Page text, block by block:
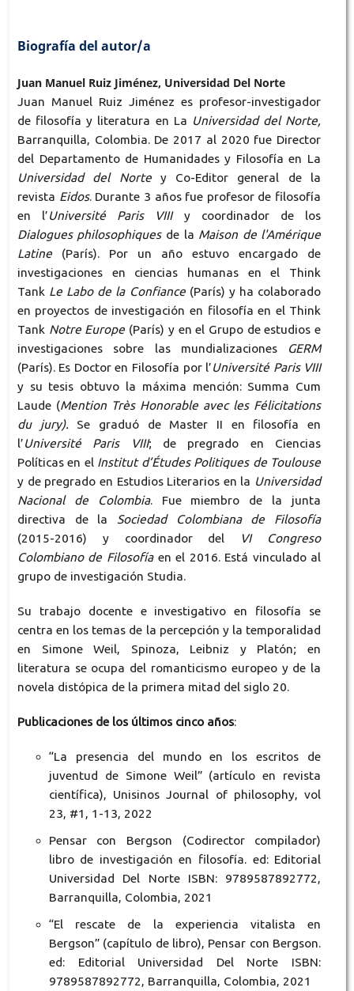
Biografía del autor/a
Juan Manuel Ruiz Jiménez, Universidad Del Norte
Juan Manuel Ruiz Jiménez es profesor-investigador
de filosofía y literatura en La Universidad del Norte,
Barranquilla, Colombia. De 2017 al 2020 fue Director
del Departamento de Humanidades y Filosofía en La
Universidad del Norte y Co-Editor general de la
revista Eidos. Durante 3 años fue profesor de filosofía
en l’Université Paris VIII y coordinador de los
Dialogues philosophiquesde la Maison de l'Amérique
Latine(París). Por un año estuvo encargado de
investigaciones en ciencias humanas en el Think
Tank Le Labo de la Confiance(París) y ha colaborado
en proyectos de investigación en filosofía en el Think
Tank Notre Europe (París) y en el Grupo de estudios e
investigaciones sobre las mundializaciones
GERM
(París). Es Doctor en Filosofía por l’Université Paris VIII
y su tesis obtuvo la máxima mención: Summa Cum
Laude (Mention Très Honorable avec les Félicitations
du jury). Se graduó de Master II en filosofía en
l’Université Paris VIII; de pregrado en Ciencias
Políticas en el Institut d’Études Politiques de Toulouse
y de pregrado en Estudios Literarios en la Universidad
Nacional de Colombia. Fue miembro de la junta
directiva de la Sociedad Colombiana de Filosofía
(2015-2016) y coordinador del
VI Congreso
Colombiano de Filosofía en el 2016. Está vinculado al
grupo de investigación Studia.
Su trabajo docente e investigativo en filosofía se
centra en los temas de la percepción y la temporalidad
en Simone Weil, Spinoza, Leibniz y Platón; en
literatura se ocupa del romanticismo europeo y de la
novela distópica de la primera mitad del siglo 20.
Publicaciones de los últimos cinco años:
“La presencia del mundo en los escritos de
juventud de Simone Weil” (artículo en revista
científica), Unisinos Journal of philosophy, vol
23, #1, 1-13, 2022
Pensar con Bergson (Codirector compilador)
libro de investigación en filosofía. ed: Editorial
Universidad Del Norte ISBN: 9789587892772,
Barranquilla, Colombia, 2021
“El rescate de la experiencia vitalista en
Bergson” (capítulo de libro), Pensar con Bergson.
ed: Editorial Universidad Del Norte ISBN:
9789587892772, Barranquilla, Colombia, 2021